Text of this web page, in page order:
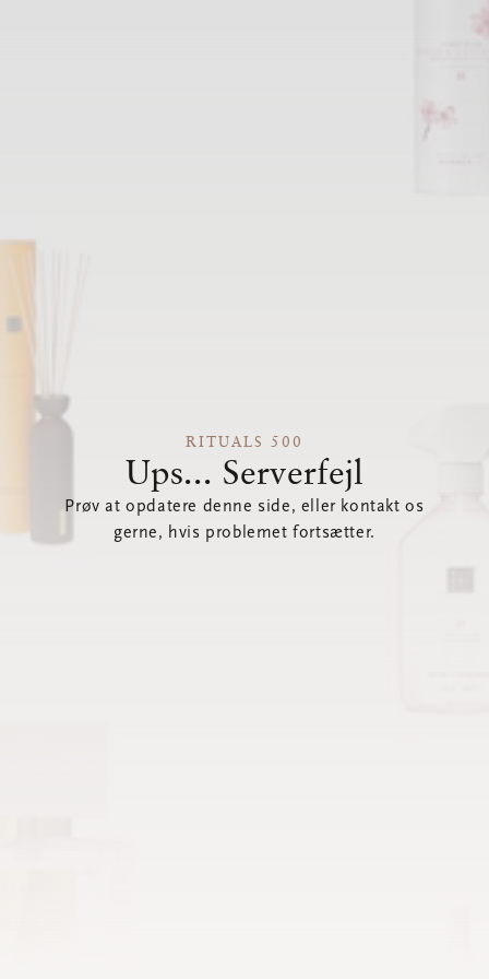
RITUALS 500
Ups... Serverfejl
Prøv at opdatere denne side, eller kontakt os
gerne, hvis problemet fortsætter.